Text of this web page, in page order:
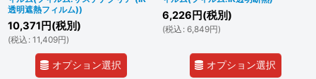
透明遮熱フィルム))
10,371 円(税別)
(税込 : 11,409円)
オプション選択
6,226 円(税別)
(税込 : 6,849円)
オプション選択